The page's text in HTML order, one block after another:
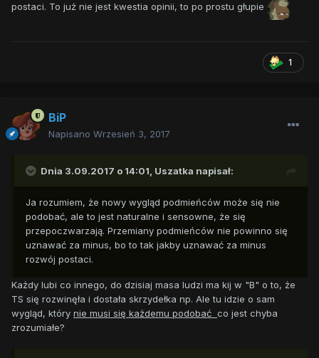
postaci. To już nie jest kwestia opinii, to po prostu głupie
1
BiP
Napisano Wrzesień 3, 2017
Dnia 3.09.2017 o 14:01, Uszatka napisał:
Ja rozumiem, że nowy wygląd podmieńców może się nie
podobać, ale to jest naturalne i sensowne, że się
przepoczwarzają. Przemiany podmieńców nie powinno się
uznawać za minus, bo to tak jakby uznawać za minus
rozwój postaci.
Każdy lubi co innego, do dzisiaj masa ludzi ma kij w "B" o to, że
TS się rozwinęła i dostała skrzydełka np. Ale tu idzie o sam
wygląd, który nie musi się każdemu podobać co jest chyba
zrozumiałe?